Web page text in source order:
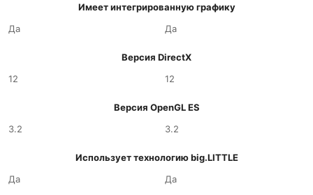
Имеет интегрированную графику
Да
Да
Версия DirectX
12
12
Версия OpenGL ES
3.2
3.2
Использует технологию big.LITTLE
Да
Да